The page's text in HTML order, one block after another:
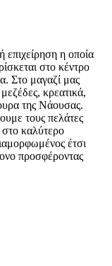
επιχείρηση η οποία
στο κέντρο
Στο μαγαζί μας
κρεατικά,
της Νάουσας.
τους πελάτες
καλύτερο
έτσι
προσφέροντας